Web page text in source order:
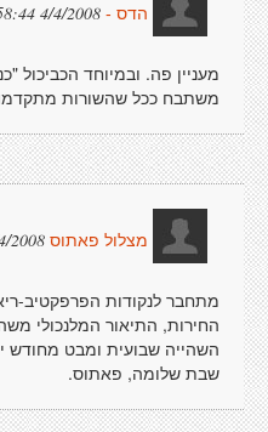
הדס - 4/4/2008 12:58:44
מעניין פה. ובמיוחד הכביכול
משתבח ככל שהשורות
מצלול פאתוס 14:03:52
מתחבר לנקודות הפרפקטיב-
החירות, התיאור המלנכולי
השהייה שבועית ומבט מחודש
שבת שלומה, פאתוס.